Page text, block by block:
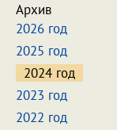
Архив
2026 год
2025 год
2024 год
2023 год
2022 год